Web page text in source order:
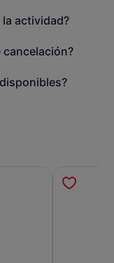
la actividad?